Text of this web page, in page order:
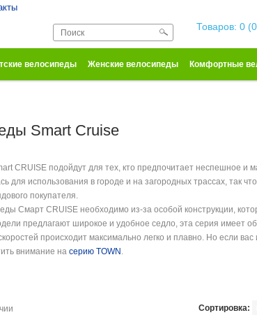
Товаров: 0
велосипеды Женские велосипеды Комфортные
Smart Cruise
CRUISE подойдут для тех, кто предпочитает неспешное и
для использования в городе и на загородных трассах, так
покупателя.
Смарт CRUISE необходимо из-за особой конструкции,
предлагают широкое и удобное седло, эта серия имеет
происходит максимально легко и плавно. Но если
внимание на серию TOWN
Сортировка: